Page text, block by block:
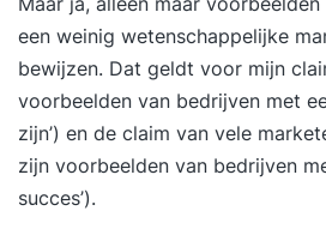
krijgen in cijfers en financieel
volwaardig kunnen
besluiten nemen op basis van
doen. Wat deze tweedaagse
Tijdens de training ‘Financiën
Managers’ wordt financiële
een weinig wetenschappelijke
bewijzen. Dat geldt voor mijn
voorbeelden van bedrijven met
zijn’) en de claim van vele
zijn voorbeelden van bedrijven
succes’).